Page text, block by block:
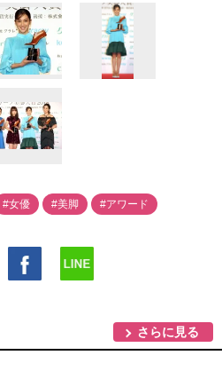
#女優 #美脚 #アワード
さらに見る